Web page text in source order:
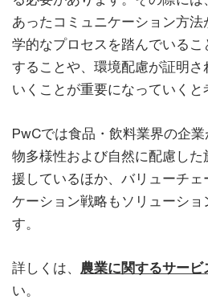
あったコミュニケーション方
学的なプロセスを踏んでいる
することや、環境配慮が証明
いくことが重要になっていくと
PwCでは食品・飲料業界の企
物多様性および自然に配慮し
援しているほか、バリューチ
ケーション戦略もソリューショ
す。
詳しくは、 農業に関するサービ
い。